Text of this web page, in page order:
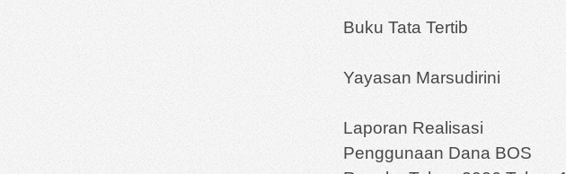
Buku Tata Tertib
Yayasan Marsudirini
Laporan Realisasi
Penggunaan Dana BOS